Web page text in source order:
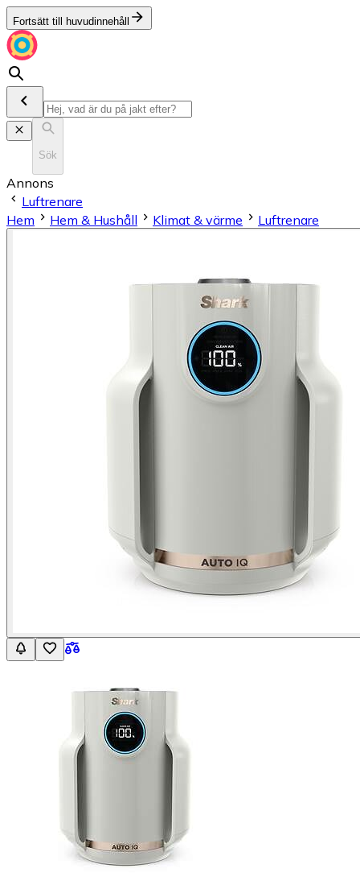
Fortsätt till huvudinnehåll
Sök
Annons
Luftrenare
Hem
Hem & Hushåll Klimat & värme Luftrenare